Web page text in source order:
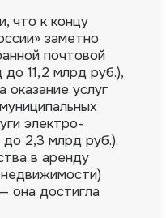
что к концу
заметно
почтовой
11,2 млрд руб.),
оказание услуг
электро-
до 2,3 млрд руб.).
в аренду
она достигла